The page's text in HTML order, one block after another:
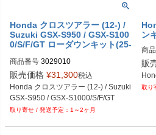
Honda クロスツアラー (12-) /
Suzuki GSX-S950 / GSX-S100
0/S/F/GT ローダウンキット(25-
商品番号 3029010
販売価格 ¥31,300税込
Honda クロスツアラー (12-) / Suzuki
1～2ヶ月
ン
商
販